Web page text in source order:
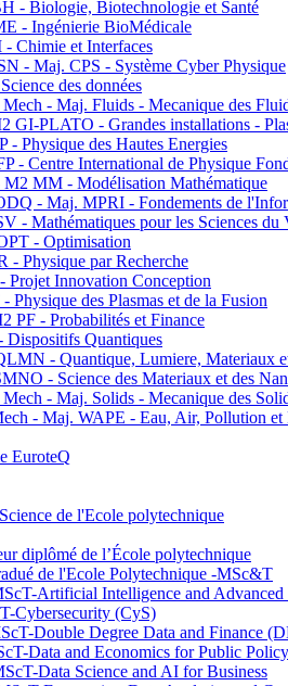
- Biologie, Biotechnologie et Santé
- Ingénierie BioMédicale
Chimie et Interfaces
- Maj. CPS - Système Cyber Physique
des données
- Maj. Fluids - Mecanique des
PLATO - Grandes installations -
Physique des Hautes Energies
- Centre International de Physique
MM - Modélisation Mathématique
- Maj. MPRI - Fondements de
- Mathématiques pour les Sciences du
- Optimisation
- Physique par Recherche
Innovation Conception
Physique des Plasmas et de la Fusion
PF - Probabilités et Finance
Quantiques
- Quantique, Lumiere, Materiaux
- Science des Materiaux et des
- Maj. Solids - Mecanique des
- Maj. WAPE - Eau, Air, Pollution et
EuroteQ
de l'Ecole polytechnique
diplômé de l’École polytechnique
de l'Ecole Polytechnique -MSc&T
Artificial Intelligence and Advanced
Cybersecurity (CyS)
Double Degree Data and Finance
Data and Economics for Public
Data Science and AI for Business